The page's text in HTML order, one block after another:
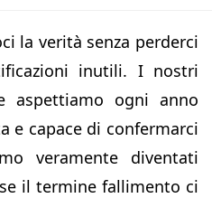
la verità senza perderci
inutili. I nostri
aspettiamo ogni anno
e capace di confermarci
veramente diventati
il termine fallimento ci